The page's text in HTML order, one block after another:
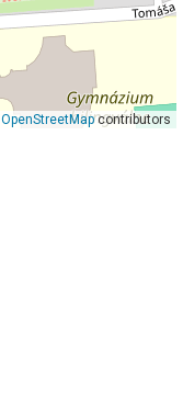
OpenStreetMapcontributors